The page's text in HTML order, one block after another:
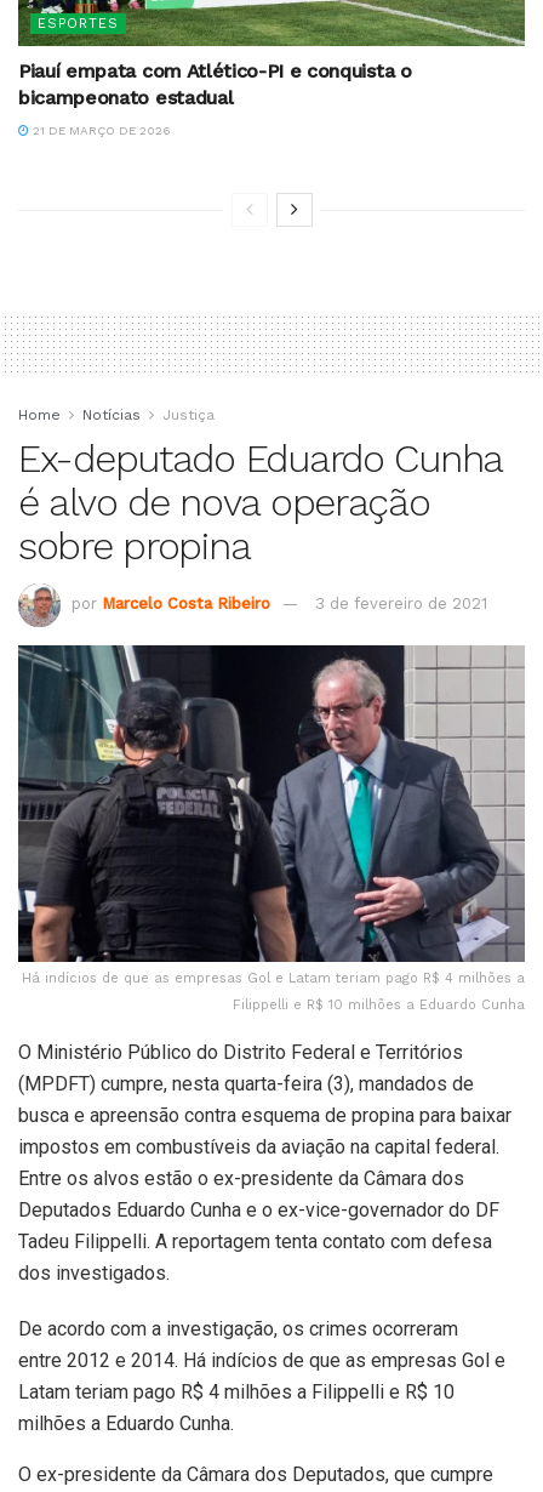
ESPORTES
Piauí empata com Atlético-PI e conquista o
bicampeonato estadual
21 DE MARÇO DE 2026
Home Notícias Justiça
Ex-deputado Eduardo Cunha
é alvo de nova operação
sobre propina
por Marcelo Costa Ribeiro 3 de fevereiro de 2021
Há indícios de que as empresas Gol e Latam teriam pago R$ 4 milhões a
Filippelli e R$ 10 milhões a Eduardo Cunha
O Ministério Público do Distrito Federal e Territórios
(MPDFT) cumpre, nesta quarta-feira (3), mandados de
busca e apreensão contra esquema de propina para baixar
impostos em combustíveis da aviação na capital federal.
Entre os alvos estão o ex-presidente da Câmara dos
Deputados Eduardo Cunha e o ex-vice-governador do DF
Tadeu Filippelli. A reportagem tenta contato com defesa
dos investigados.
De acordo com a investigação, os crimes ocorreram
entre 2012 e 2014. Há indícios de que as empresas Gol e
Latam teriam pago R$ 4 milhões a Filippelli e R$ 10
milhões a Eduardo Cunha.
O ex-presidente da Câmara dos Deputados, que cumpre